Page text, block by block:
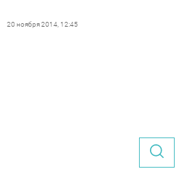
20 ноября 2014, 12:45